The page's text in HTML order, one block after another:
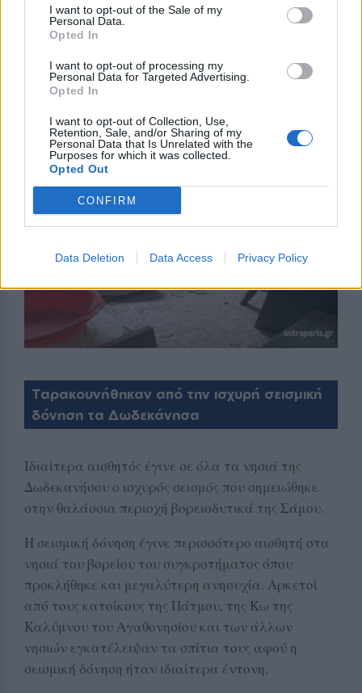
I want to opt-out of the Sale of my
Personal Data.
Opted In
I want to opt-out of processing my
Personal Data for Targeted Advertising.
Opted In
I want to opt-out of Collection, Use,
Retention, Sale, and/or Sharing of my
Personal Data that Is Unrelated with the
Purposes for which it was collected.
Opted Out
CONFIRM
Data Deletion Data Access Privacy Policy
για ζημιές και κατολισθήσεις και σε άλλα μέρη του
νησιού.
Επίσης, στην Καλλιμασιά από παλιό σπίτι έπεσε
καπνοδόχος και γκρέμισε τη σκεπή κατοικήσιμου
σπιτιού χωρίς ευτυχώς να τραυματιστεί κάποιος.
Ταρακουνήθηκαν από την ισχυρή σεισμική
δόνηση τα Δωδεκάνησα
Ιδιαίτερα αισθητός έγινε σε όλα τα νησιά της
Δωδεκανήσου ο ισχυρός σεισμός που σημειώθηκε
στην θαλάσσια περιοχή βορειοδυτικά της Σάμου.
Η σεισμική δόνηση έγινε περισσότερο αισθητή στα
νησιά του βορείου του συγκροτήματος όπου
προκλήθηκε και μεγαλύτερη ανησυχία. Αρκετοί
από τους κατοίκους της Πάτμου, της Κω της
Καλύμνου του Αγαθονησίου και των άλλων
νησιών εγκατέλειψαν τα σπίτια τους αφού η
σεισμική δόνηση ήταν ιδιαίτερα έντονη.